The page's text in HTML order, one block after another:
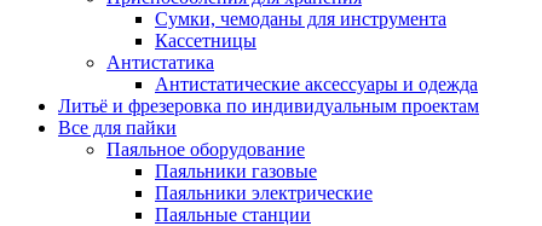
Сумки, чемоданы для инструмента
Кассетницы
Антистатика
Антистатические аксессуары и одежда
Литьё и фрезеровка по индивидуальным проектам
Все для пайки
Паяльное оборудование
Паяльники газовые
Паяльники электрические
Паяльные станции